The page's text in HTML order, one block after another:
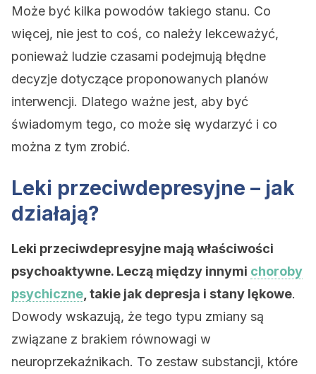
Może być kilka powodów takiego stanu. Co
więcej, nie jest to coś, co należy lekceważyć,
ponieważ ludzie czasami podejmują błędne
decyzje dotyczące proponowanych planów
interwencji. Dlatego ważne jest, aby być
świadomym tego, co może się wydarzyć i co
można z tym zrobić.
Leki przeciwdepresyjne – jak
działają?
Leki przeciwdepresyjne mają właściwości
psychoaktywne. Leczą między innymi choroby
psychiczne , takie jak depresja i stany lękowe.
Dowody wskazują, że tego typu zmiany są
związane z brakiem równowagi w
neuroprzekaźnikach. To zestaw substancji, które